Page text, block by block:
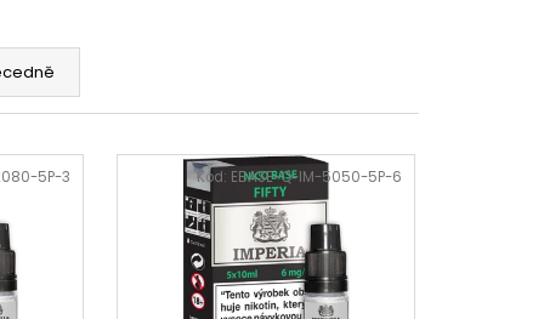
5P-3 Kód: EBASE-Q-IM-5050-5P-6